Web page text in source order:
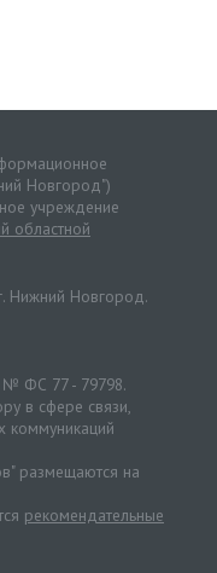
Новгород")
учреждение
областной
Нижний Новгород.
№ ФС 77 - 79798.
в сфере связи,
коммуникаций
размещаются на
рекомендательные